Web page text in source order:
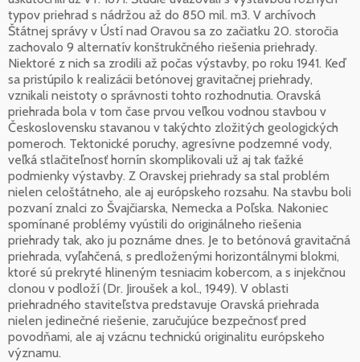
typov priehrad s nádržou až do 850 mil. m3. V archívoch
Štátnej správy v Ústí nad Oravou sa zo začiatku 20. storočia
zachovalo 9 alternatív konštrukčného riešenia priehrady.
Niektoré z nich sa zrodili až počas výstavby, po roku 1941. Keď
sa pristúpilo k realizácii betónovej gravitačnej priehrady,
vznikali neistoty o správnosti tohto rozhodnutia. Oravská
priehrada bola v tom čase prvou veľkou vodnou stavbou v
Československu stavanou v takýchto zložitých geologických
pomeroch. Tektonické poruchy, agresívne podzemné vody,
veľká stlačiteľnosť hornín skomplikovali už aj tak ťažké
podmienky výstavby. Z Oravskej priehrady sa stal problém
nielen celoštátneho, ale aj európskeho rozsahu. Na stavbu boli
pozvaní znalci zo Švajčiarska, Nemecka a Poľska. Nakoniec
spomínané problémy vyústili do originálneho riešenia
priehrady tak, ako ju poznáme dnes. Je to betónová gravitačná
priehrada, vyľahčená, s predloženými horizontálnymi blokmi,
ktoré sú prekryté hlineným tesniacim kobercom, a s injekčnou
clonou v podloží (Dr. Jiroušek a kol., 1949). V oblasti
priehradného staviteľstva predstavuje Oravská priehrada
nielen jedinečné riešenie, zaručujúce bezpečnosť pred
povodňami, ale aj vzácnu technickú originalitu európskeho
významu.